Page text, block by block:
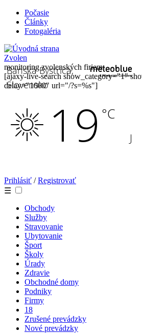
Počasie
Články
Fotogaléria
Zvolen
monitoring zvolenských firiem
[ajaxy-live-search show_category="1"
delay="1000" url="/?s=%s"]
Prihlásiť /Registrovať
☰
Obchody
Služby
Stravovanie
Ubytovanie
Šport
Školy
Úrady
Zdravie
Obchodné domy
Podniky
Firmy
18
Zrušené prevádzky
Nové prevádzky